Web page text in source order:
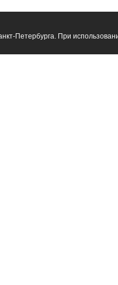
Петербурга. При